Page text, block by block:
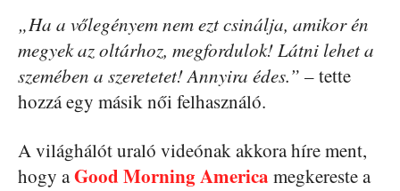
„Ha a vőlegényem nem ezt csinálja, amikor én
megyek az oltárhoz, megfordulok! Látni lehet a
szemében a szeretetet! Annyira édes.” – tette
hozzá egy másik női felhasználó.
A világhálót uraló videónak akkora híre ment,
hogy aGood Morning America megkereste a